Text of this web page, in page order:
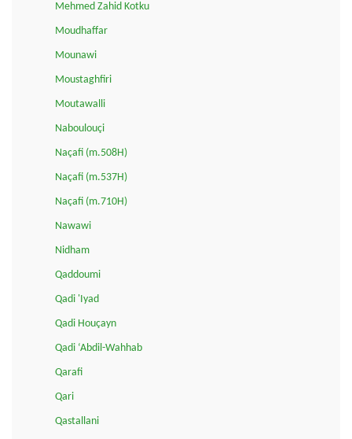
Mehmed Zahid Kotku
Moudhaffar
Mounawi
Moustaghfiri
Moutawalli
Naboulouçi
Naçafi (m.508H)
Naçafi (m.537H)
Naçafi (m.710H)
Nawawi
Nidham
Qaddoumi
Qadi 'Iyad
Qadi Houçayn
Qadi ‘Abdil-Wahhab
Qarafi
Qari
Qastallani